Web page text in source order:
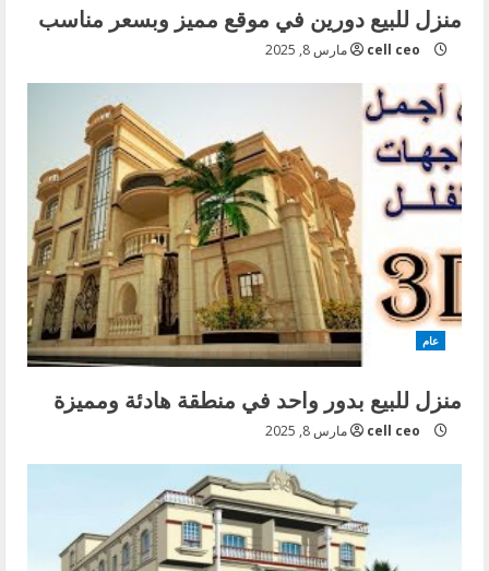
منزل للبيع دورين في موقع مميز وبسعر مناسب
cell ceo مارس 8, 2025
عام
منزل للبيع بدور واحد في منطقة هادئة ومميزة
cell ceo مارس 8, 2025